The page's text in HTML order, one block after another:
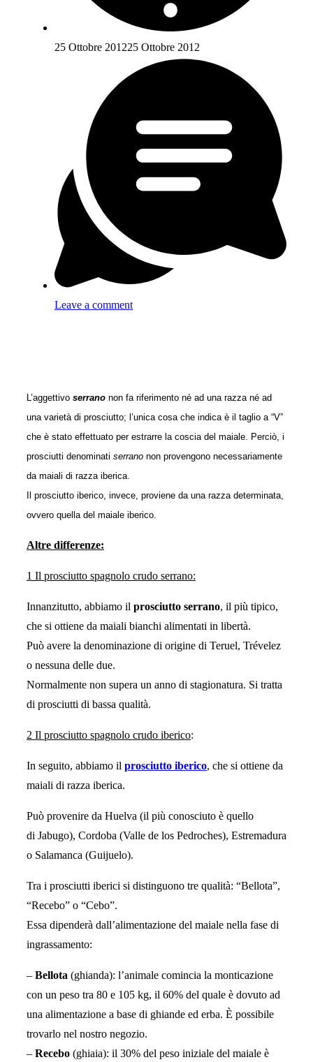
25 Ottobre 201225 Ottobre 2012
Leave a comment
L’aggettivo serrano non fa riferimento né ad una razza né ad
una varietà di prosciutto; l’unica cosa che indica è il taglio a “V”
che è stato effettuato per estrarre la coscia del maiale. Perciò, i
prosciutti denominati serrano non provengono necessariamente
da maiali di razza iberica.
Il prosciutto iberico, invece, proviene da una razza determinata,
ovvero quella del maiale iberico.
Altre differenze:
1 Il prosciutto spagnolo crudo serrano:
Innanzitutto, abbiamo il prosciutto serrano, il più tipico,
che si ottiene da maiali bianchi alimentati in libertà.
Può avere la denominazione di origine di Teruel, Trévelez
o nessuna delle due.
Normalmente non supera un anno di stagionatura. Si tratta
di prosciutti di bassa qualità.
2 Il prosciutto spagnolo crudo iberico:
In seguito, abbiamo il prosciutto iberico, che si ottiene da
maiali di razza iberica.
Può provenire da Huelva (il più conosciuto è quello
di Jabugo), Cordoba (Valle de los Pedroches), Estremadura
o Salamanca (Guijuelo).
Tra i prosciutti iberici si distinguono tre qualità: “Bellota”,
“Recebo” o “Cebo”.
Essa dipenderà dall’alimentazione del maiale nella fase di
ingrassamento:
– Bellota (ghianda): l’animale comincia la monticazione
con un peso tra 80 e 105 kg, il 60% del quale è dovuto ad
una alimentazione a base di ghiande ed erba. È possibile
trovarlo nel nostro negozio.
– Recebo (ghiaia): il 30% del peso iniziale del maiale è